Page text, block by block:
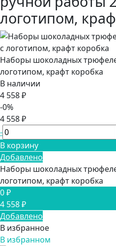
логотипом,
Наборы шоколадных
логотипом, крафт коробка
В наличии
4 558 ₽
-0%
4 558 ₽
-
В корзину
Добавлено
Наборы шоколадных
логотипом, крафт коробка
0 ₽
4 558 ₽
Добавлено
В избранное
В избранном